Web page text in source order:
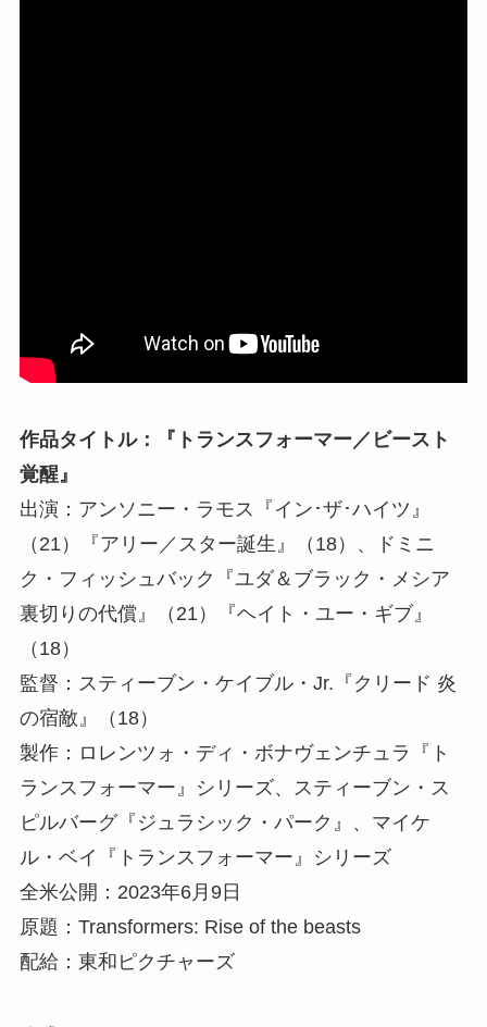
作品タイトル：『トランスフォーマー／ビースト
覚醒』
出演：アンソニー・ラモス『イン･ザ･ハイツ』
（21）『アリー／スター誕生』（18）、ドミニ
ク・フィッシュバック『ユダ＆ブラック・メシア
裏切りの代償』（21）『ヘイト・ユー・ギブ』
（18）
監督：スティーブン・ケイブル・Jr.『クリード 炎
の宿敵』（18）
製作：ロレンツォ・ディ・ボナヴェンチュラ『ト
ランスフォーマー』シリーズ、スティーブン・ス
ピルバーグ『ジュラシック・パーク』、マイケ
ル・ベイ『トランスフォーマー』シリーズ
全米公開：2023年6月9日
原題：Transformers: Rise of the beasts
配給：東和ピクチャーズ